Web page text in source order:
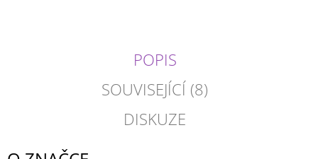
POPIS
SOUVISEJÍCÍ (8)
DISKUZE